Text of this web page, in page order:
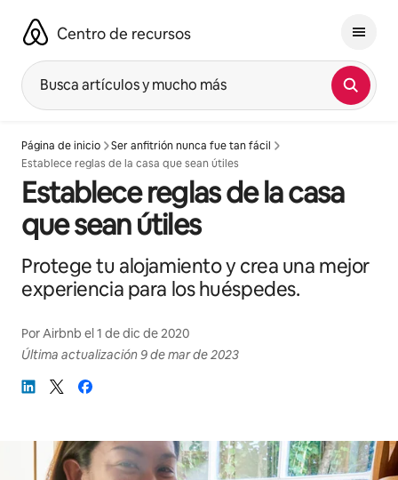
contenido Centro de recursos
Busca artículos y mucho más
Página de inicio
Ser anfitrión nunca fue tan fácil
Establece reglas de la casa que sean útiles
Establece reglas de la casa
que sean útiles
Protege tu alojamiento y crea una mejor
experiencia para los huéspedes.
PorAirbnb el1 de dic de 2020
Última actualización9 de mar de 2023